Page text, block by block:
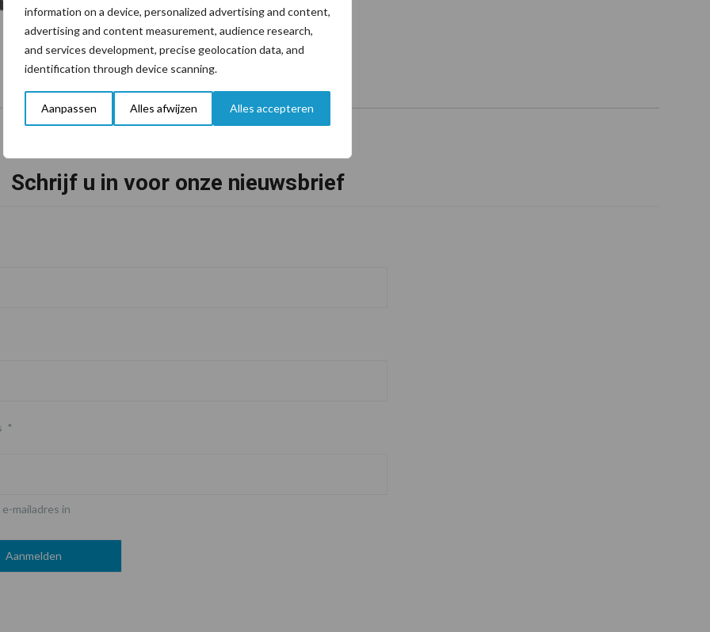
information on a device, personalized advertising and content,
advertising and content measurement, audience research,
and services development, precise geolocation data, and
identification through device scanning.
Aanpassen Alles afwijzen Alles accepteren
Schrijf u in voor onze nieuwsbrief
*
mailadres in